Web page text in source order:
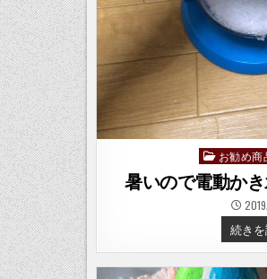
Posted
in
お勧め商
暑いので電動か
続き